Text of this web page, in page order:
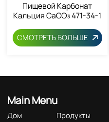
Пищевой Карбонат
Кальция CaCO₃ 471-34-1
СМОТРЕТЬ БОЛЬШЕ
Main Menu
Дом
Продукты